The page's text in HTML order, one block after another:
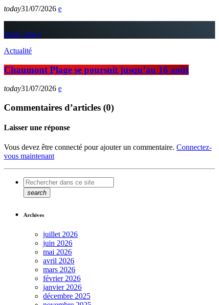
today31/07/2026
insert_link
Actualité
Chaumont Plage se poursuit jusqu’au 16 août
today31/07/2026
Commentaires d’articles (0)
Laisser une réponse
Vous devez être connecté pour ajouter un commentaire. Connectez-
vous maintenant
search
Archives
juillet 2026
juin 2026
mai 2026
avril 2026
mars 2026
février 2026
janvier 2026
décembre 2025